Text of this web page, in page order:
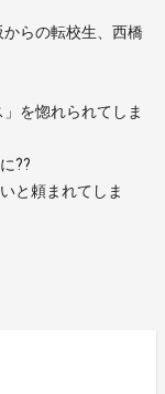
らの転校生、西橋
を惚れられてしま
に??
と頼まれてしま